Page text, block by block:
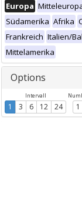
Europa
Südamerika Afrika
Frankreich Italien/
Mittelamerika
Options
Intervall
1 3 6 12 24 1